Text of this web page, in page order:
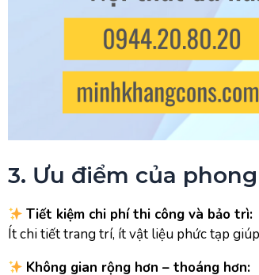
3. Ưu điểm của
Tiết kiệm chi phí thi công và bảo trì:
Ít chi tiết trang trí, ít vật liệu phức tạp
Không gian rộng hơn – thoáng hơn: